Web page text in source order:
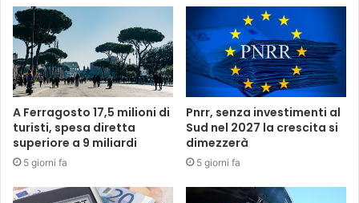
A Ferragosto 17,5 milioni di
turisti, spesa diretta
superiore a 9 miliardi
5 giorni fa
Pnrr, senza investimenti al
Sud nel 2027 la crescita si
dimezzerà
5 giorni fa